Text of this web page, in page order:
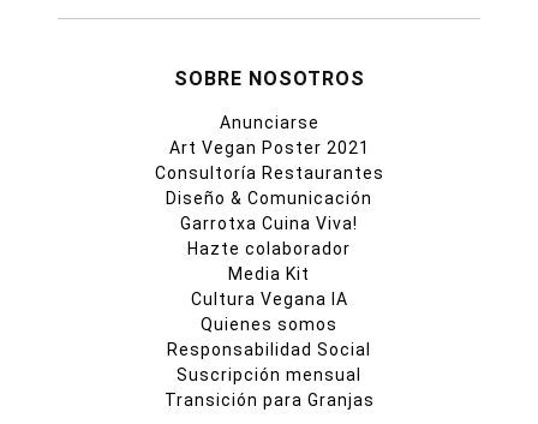
SOBRE NOSOTROS
Anunciarse
Art Vegan Poster 2021
Consultoría Restaurantes
Diseño & Comunicación
Garrotxa Cuina Viva!
Hazte colaborador
Media Kit
Cultura Vegana IA
Quienes somos
Responsabilidad Social
Suscripción mensual
Transición para Granjas